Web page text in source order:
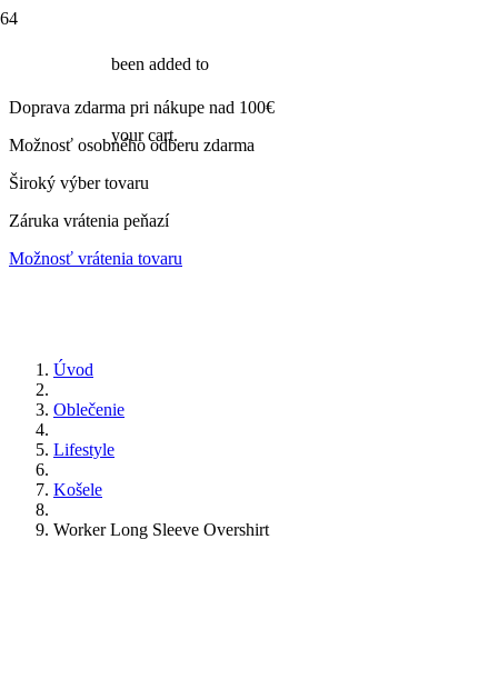
been added to
your cart.
Doprava zdarma pri nákupe nad 100€
Možnosť osobného odberu zdarma
Široký výber tovaru
Záruka vrátenia peňazí
Možnosť vrátenia tovaru
Úvod
Oblečenie
Lifestyle
Košele
Worker Long Sleeve Overshirt